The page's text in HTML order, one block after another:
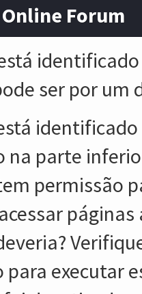
Online Forum
ser por um
na parte
permissão
para executar